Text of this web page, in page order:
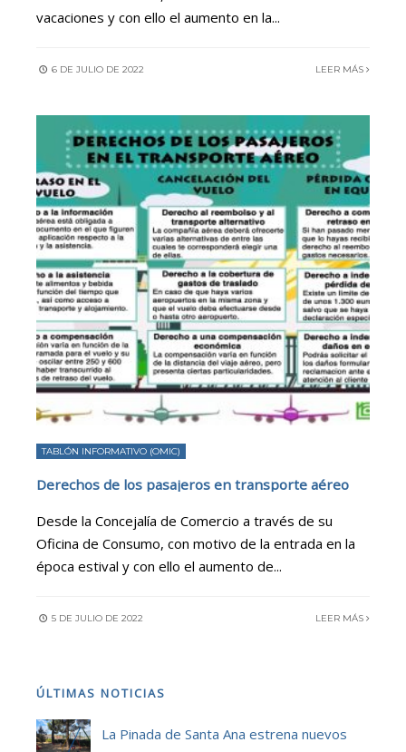
vacaciones y con ello el aumento en la...
6 DE JULIO DE 2022 LEER MÁS
TABLÓN INFORMATIVO (OMIC)
Derechos de los pasajeros en transporte aéreo
Desde la Concejalía de Comercio a través de su
Oficina de Consumo, con motivo de la entrada en la
época estival y con ello el aumento de...
5 DE JULIO DE 2022 LEER MÁS
ÚLTIMAS NOTICIAS
La Pinada de Santa Ana estrena nuevos